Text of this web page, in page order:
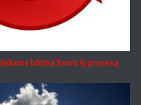
būtina žinoti šį procesą